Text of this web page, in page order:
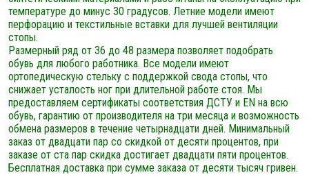
температуре до минус 30 градусов. Летние модели имеют
перфорацию и текстильные вставки для лучшей вентиляции
стопы.
Размерный ряд от 36 до 48 размера позволяет подобрать
обувь для любого работника. Все модели имеют
ортопедическую стельку с поддержкой свода стопы, что
снижает усталость ног при длительной работе стоя. Мы
предоставляем сертификаты соответствия ДСТУ и EN на всю
обувь, гарантию от производителя на три месяца и возможность
обмена размеров в течение четырнадцати дней. Минимальный
заказ от двадцати пар со скидкой от десяти процентов, при
заказе от ста пар скидка достигает двадцати пяти процентов.
Бесплатная доставка при сумме заказа от десяти тысяч гривен.